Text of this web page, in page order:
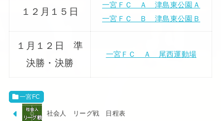
１２月１５日
一宮ＦＣ Ａ 津島東公園Ａ
一宮ＦＣ Ｂ 津島東公園Ｂ
１月１２日 準
決勝・決勝
一宮ＦＣ Ａ 尾西運動場
一宮FC
社会人 リーグ戦 日程表